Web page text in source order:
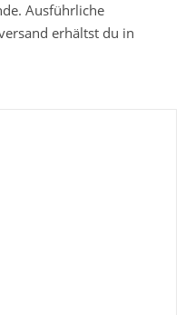
Ausführliche
erhältst du in